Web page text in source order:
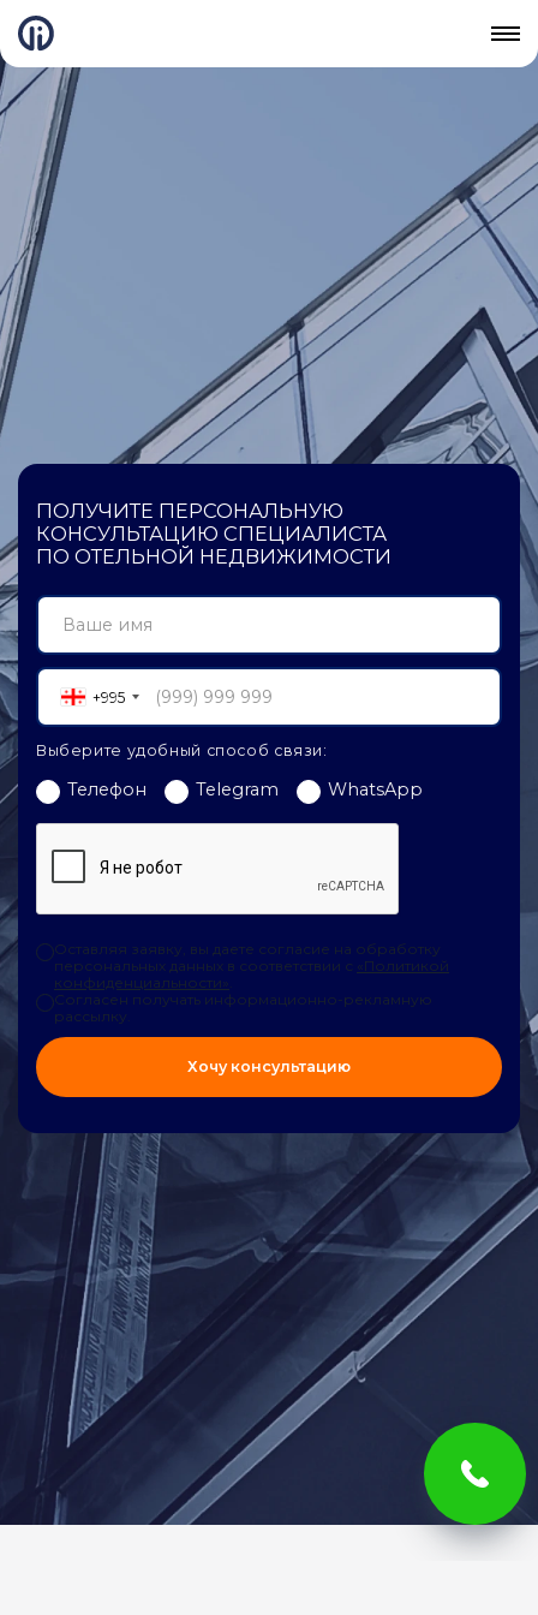
ПОЛУЧИТЕ ПЕРСОНАЛЬНУЮ
КОНСУЛЬТАЦИЮ СПЕЦИАЛИСТА
ПО ОТЕЛЬНОЙ НЕДВИЖИМОСТИ
+995
Выберите удобный способ связи:
Телефон Telegram WhatsApp
Оставляя заявку, вы даете согласие на обработку
персональных данных в соответствии с
«Политикой
конфиденциальности»
Согласен получать информационно-рекламную
рассылку.
Хочу консультацию